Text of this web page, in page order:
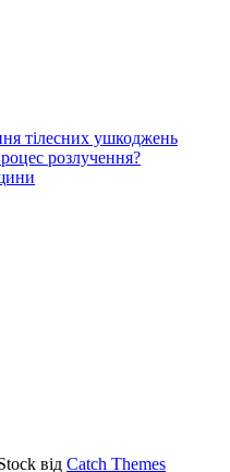
тілесних ушкоджень
розлучення?
від Catch Themes